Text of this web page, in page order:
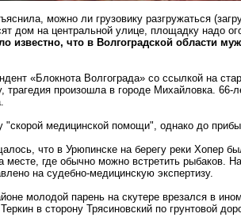
можно ли грузовику разгружаться
дом на центральной улице, площадку надо
известно, что в Волгоградской области
«Блокнота Волгограда» со ссылкой на
трагедия произошла в городе Михайловка.
"скорой медицинской помощи", однако до
что в Урюпинске на берегу реки Хопер
где обычно можно встретить рыбаков.
на судебно-медицинскую экспертизу.
молодой парень на скутере врезался в
в сторону Трясиновский по грунтовой